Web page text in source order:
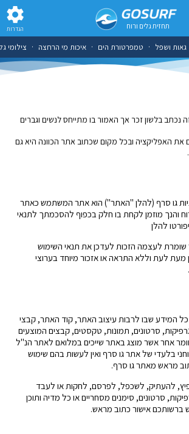
הגדרות תחזית גלים ורוח
גאות ושפל · טמפרטורת הים · איכות מי הרחצה · צילומי
נכתב בלשון זכר אך האמור בו מתייחס לנשים וגברים
את האפליקציה ובכל מקום שכתוב אתר הכוונה היא גם
גו סרף (להלן "האתר") הוא אתר המשתמש כאתר
והנך מוזמן לקחת בו חלק בכפוף להסכמתך לתנאי
להלן
לעצמה הזכות לעדכן את תנאי השימוש
מעת לעת וללא התראה או אזכור מיוחד בערוצי
המידע שבו לרבות עיצוב האתר, קוד האתר, קבצי
סרטונים, תמונות, טקסטים, קבצים המוצעים
אחר אשר מוצג באתר שייכים במלואם לאתר הנ"ל
רוחני בלעדי של אתר גו סרף ואין לעשות בהם שימוש
מראש מאתר גו סרף.
להעתיק, לשכפל, לפרסם, לחקות או לעבד
סרטונים, סימנים מסחריים או כל מדיה ותוכן
ברשותכם אישור כתוב מראש.